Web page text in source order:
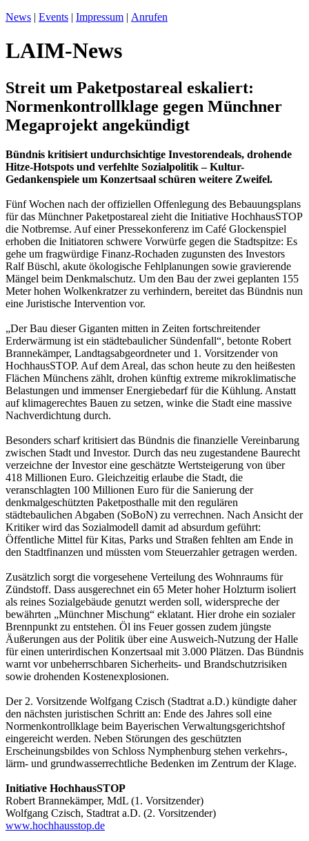
News | Events | Impressum | Anrufen
LAIM-News
Streit um Paketpostareal eskaliert:
Normenkontrollklage gegen Münchner
Megaprojekt angekündigt
Bündnis kritisiert undurchsichtige Investorendeals, drohende
Hitze-Hotspots und verfehlte Sozialpolitik – Kultur-
Gedankenspiele um Konzertsaal schüren weitere Zweifel.
Fünf Wochen nach der offiziellen Offenlegung des Bebauungsplans
für das Münchner Paketpostareal zieht die Initiative HochhausSTOP
die Notbremse. Auf einer Pressekonferenz im Café Glockenspiel
erhoben die Initiatoren schwere Vorwürfe gegen die Stadtspitze: Es
gehe um fragwürdige Finanz-Rochaden zugunsten des Investors
Ralf Büschl, akute ökologische Fehlplanungen sowie gravierende
Mängel beim Denkmalschutz. Um den Bau der zwei geplanten 155
Meter hohen Wolkenkratzer zu verhindern, bereitet das Bündnis nun
eine Juristische Intervention vor.
„Der Bau dieser Giganten mitten in Zeiten fortschreitender
Erderwärmung ist ein städtebaulicher Sündenfall“, betonte Robert
Brannekämper, Landtagsabgeordneter und 1. Vorsitzender von
HochhausSTOP. Auf dem Areal, das schon heute zu den heißesten
Flächen Münchens zählt, drohen künftig extreme mikroklimatische
Belastungen und immenser Energiebedarf für die Kühlung. Anstatt
auf klimagerechtes Bauen zu setzen, winke die Stadt eine massive
Nachverdichtung durch.
Besonders scharf kritisiert das Bündnis die finanzielle Vereinbarung
zwischen Stadt und Investor. Durch das neu zugestandene Baurecht
verzeichne der Investor eine geschätzte Wertsteigerung von über
418 Millionen Euro. Gleichzeitig erlaube die Stadt, die
veranschlagten 100 Millionen Euro für die Sanierung der
denkmalgeschützten Paketposthalle mit den regulären
städtebaulichen Abgaben (SoBoN) zu verrechnen. Nach Ansicht der
Kritiker wird das Sozialmodell damit ad absurdum geführt:
Öffentliche Mittel für Kitas, Parks und Straßen fehlten am Ende in
den Stadtfinanzen und müssten vom Steuerzahler getragen werden.
Zusätzlich sorgt die vorgesehene Verteilung des Wohnraums für
Zündstoff. Dass ausgerechnet ein 65 Meter hoher Holzturm isoliert
als reines Sozialgebäude genutzt werden soll, widerspreche der
bewährten „Münchner Mischung“ eklatant. Hier drohe ein sozialer
Brennpunkt zu entstehen. Öl ins Feuer gossen zudem jüngste
Äußerungen aus der Politik über eine Ausweich-Nutzung der Halle
für einen unterirdischen Konzertsaal mit 3.000 Plätzen. Das Bündnis
warnt vor unbeherrschbaren Sicherheits- und Brandschutzrisiken
sowie drohenden Kostenexplosionen.
Der 2. Vorsitzende Wolfgang Czisch (Stadtrat a.D.) kündigte daher
den nächsten juristischen Schritt an: Ende des Jahres soll eine
Normenkontrollklage beim Bayerischen Verwaltungsgerichtshof
eingereicht werden. Neben Störungen des geschützten
Erscheinungsbildes von Schloss Nymphenburg stehen verkehrs-,
lärm- und grundwasserrechtliche Bedenken im Zentrum der Klage.
Initiative HochhausSTOP
Robert Brannekämper, MdL (1. Vorsitzender)
Wolfgang Czisch, Stadtrat a.D. (2. Vorsitzender)
www.hochhausstop.de